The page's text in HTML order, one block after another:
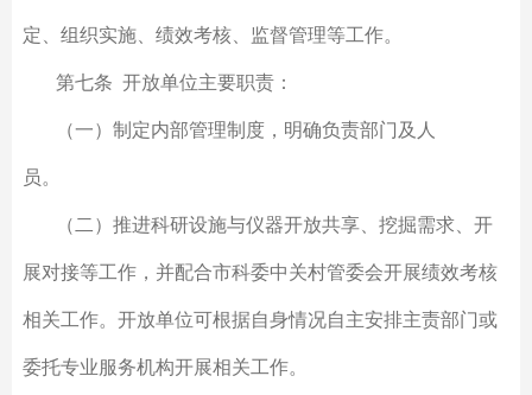
定、组织实施、绩效考核、监督管理等工作。
第七条 开放单位主要职责：
（一）制定内部管理制度，明确负责部门及人
员。
（二）推进科研设施与仪器开放共享、挖掘需求、开
展对接等工作，并配合市科委中关村管委会开展绩效考核
相关工作。开放单位可根据自身情况自主安排主责部门或
委托专业服务机构开展相关工作。